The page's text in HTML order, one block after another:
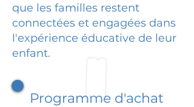
que les familles restent
connectées et engagées dans
l'expérience éducative de leur
enfant.
Programme d'achat